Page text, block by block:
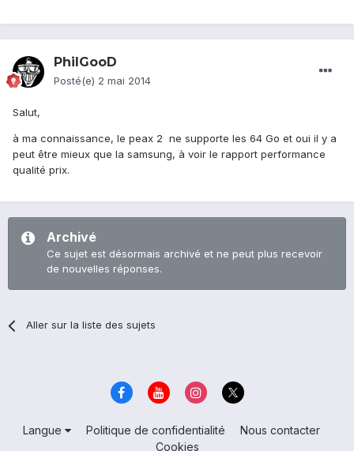
PhilGooD
Posté(e) 2 mai 2014
Salut,
à ma connaissance, le peax 2 ne supporte les 64 Go et oui il y a
peut être mieux que la samsung, à voir le rapport performance
qualité prix.
Archivé
Ce sujet est désormais archivé et ne peut plus recevoir
de nouvelles réponses.
Aller sur la liste des sujets
Langue Politique de confidentialité
Nous contacter
Cookies